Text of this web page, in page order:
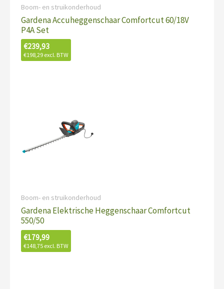
Boom- en struikonderhoud
Gardena Accuheggenschaar Comfortcut 60/18V
P4A Set
€239,93
€198,29 excl. BTW
Boom- en struikonderhoud
Gardena Elektrische Heggenschaar Comfortcut
550/50
€179,99
€148,75 excl. BTW